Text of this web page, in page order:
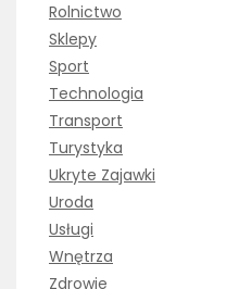
Rolnictwo
Sklepy
Sport
Technologia
Transport
Turystyka
Ukryte Zajawki
Uroda
Usługi
Wnętrza
Zdrowie